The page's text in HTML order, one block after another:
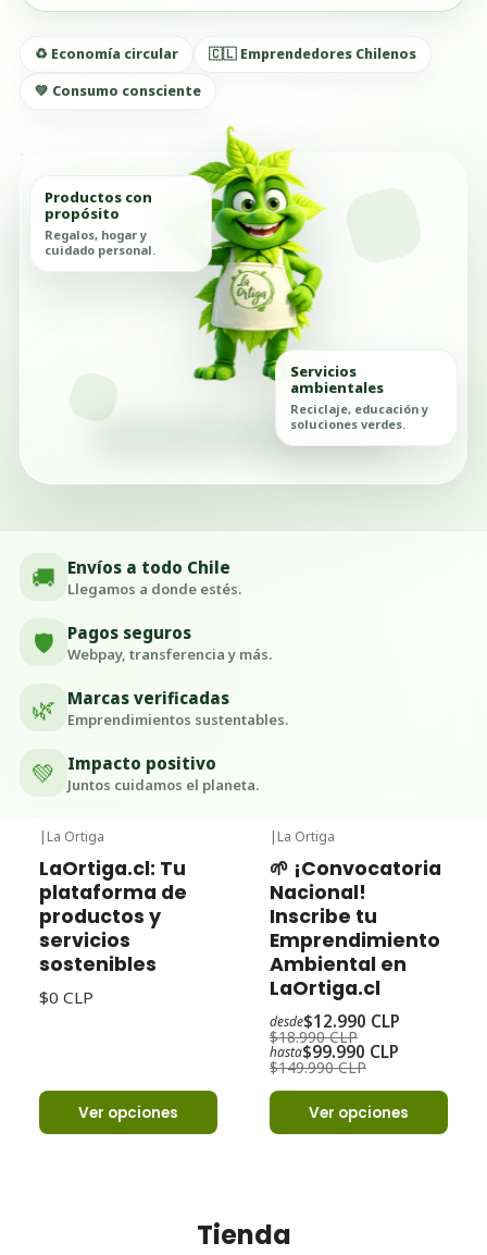
♻️ Economía circular
🇨🇱 Emprendedores Chilenos
💚 Consumo consciente
Productos con
propósito
Regalos, hogar y
cuidado personal.
Servicios
ambientales
Reciclaje, educación y
soluciones verdes.
🚚 Envíos a todo Chile
Llegamos a donde estés.
🛡️ Pagos seguros
Webpay, transferencia y más.
🌿 Marcas verificadas
Emprendimientos sustentables.
💚 Impacto positivo
Juntos cuidamos el planeta.
| La Ortiga
LaOrtiga.cl: Tu
plataforma de
productos y
servicios
sostenibles
$0 CLP
Ver opciones
| La Ortiga
🌱 ¡Convocatoria
Nacional!
Inscribe tu
Emprendimiento
Ambiental en
LaOrtiga.cl
desde$12.990 CLP
$18.990 CLP
hasta$99.990 CLP
$149.990 CLP
Ver opciones
Tienda